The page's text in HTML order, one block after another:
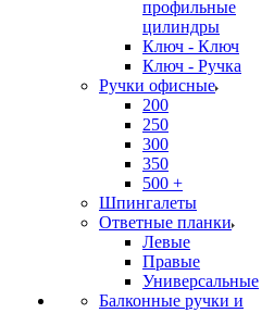
профильные
цилиндры
Ключ - Ключ
Ключ - Ручка
Ручки офисные
200
250
300
350
500 +
Шпингалеты
Ответные планки
Левые
Правые
Универсальные
Балконные ручки и